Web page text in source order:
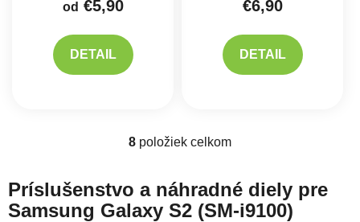
od €5,90
DETAIL
€6,90
DETAIL
Ovládacie prvky výpisu
8 položiek celkom
Príslušenstvo a náhradné diely pre
Samsung Galaxy S2 (SM-i9100)